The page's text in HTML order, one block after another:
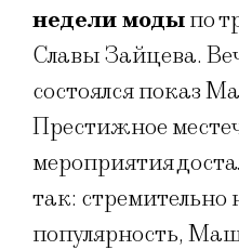
недели модыпо
Славы Зайцева.
состоялся показ
Престижное
мероприятия
так:
популярность,